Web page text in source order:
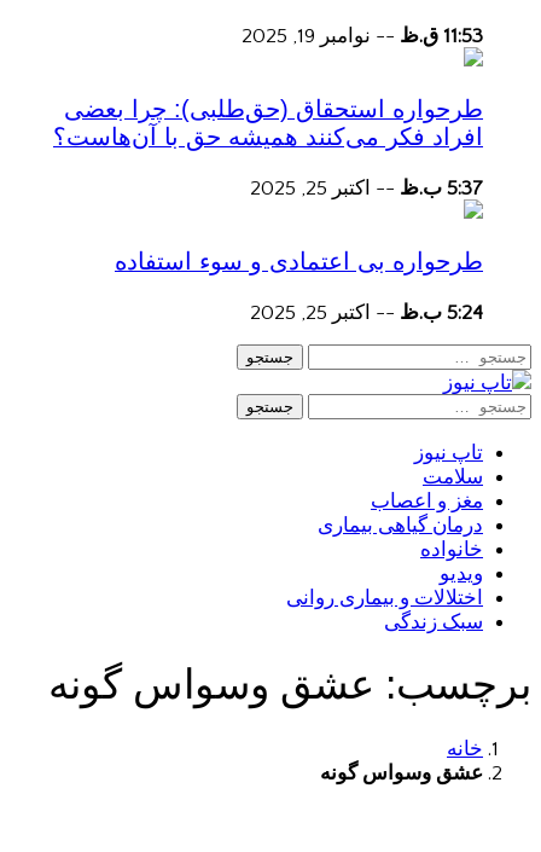
11:53 ق.ظ -- نوامبر 19, 2025
طرحواره استحقاق (حق‌طلبی): چرا بعضی
افراد فکر می‌کنند همیشه حق با آن‌هاست؟
5:37 ب.ظ -- اکتبر 25, 2025
طرحواره بی اعتمادی و سوء استفاده
5:24 ب.ظ -- اکتبر 25, 2025
جستجو
جستجو
تاپ نیوز
سلامت
مغز و اعصاب
درمان گیاهی بیماری
خانواده
ویدیو
اختلالات و بیماری روانی
سبک زندگی
برچسب: عشق وسواس گونه
خانه
عشق وسواس گونه